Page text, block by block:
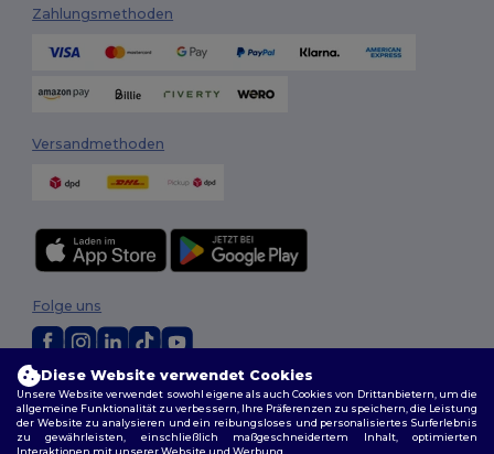
Zahlungsmethoden
Versandmethoden
2026. Alle Rechte vorbehalten
Allgemeine Geschäftsbedingungen|Personalisierungsrichtlinien|
Datenschutzbestimmungen| Cookie-Richtlinie |Site Map
Folge uns
Diese Website verwendet Cookies
Unsere Website verwendet sowohl eigene als auch Cookies von Drittanbietern, um die
allgemeine Funktionalität zu verbessern, Ihre Präferenzen zu speichern, die Leistung
der Website zu analysieren und ein reibungsloses und personalisiertes Surferlebnis
zu gewährleisten, einschließlich maßgeschneidertem Inhalt, optimierten
Interaktionen mit unserer Website und Werbung.